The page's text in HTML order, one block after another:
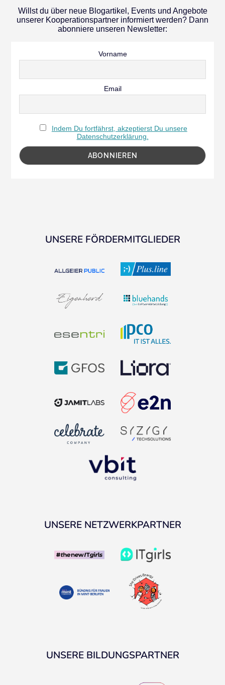
Willst du über neue Blogartikel, Events und Angebote
unserer Kooperationspartner informiert werden? Dann
abonniere unseren Newsletter:
Vorname
Email
Indem Du fortfährst, akzeptierst Du unsere
Datenschutzerklärung.
UNSERE FÖRDERMITGLIEDER
UNSERE NETZWERKPARTNER
UNSERE BILDUNGSPARTNER